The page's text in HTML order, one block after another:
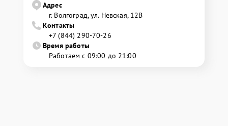
Адрес
г. Волгоград, ул. Невская, 12В
Контакты
+7 (844) 290-70-26
Время работы
Работаем с 09:00 до 21:00